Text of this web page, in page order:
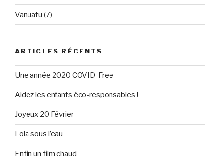
Vanuatu (7)
ARTICLES RÉCENTS
Une année 2020 COVID-Free
Aidez les enfants éco-responsables !
Joyeux 20 Février
Lola sous l’eau
Enfin un film chaud